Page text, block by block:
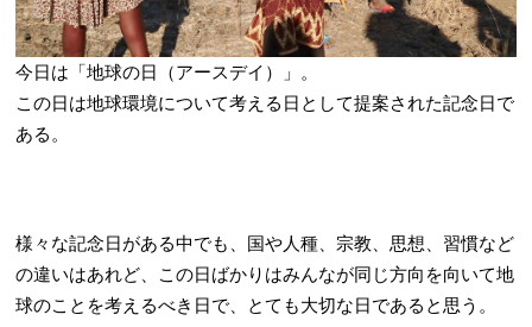
今日は「地球の日（アースデイ）」。
この日は地球環境について考える日として提案された記念日で
ある。
様々な記念日がある中でも、国や人種、宗教、思想、習慣など
の違いはあれど、この日ばかりはみんなが同じ方向を向いて地
球のことを考えるべき日で、とても大切な日であると思う。